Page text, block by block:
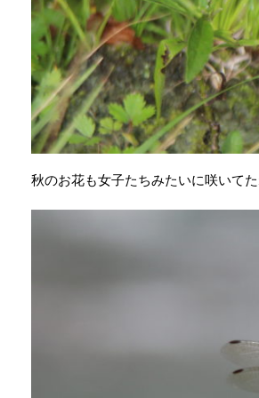
秋のお花も女子たちみたいに咲いて